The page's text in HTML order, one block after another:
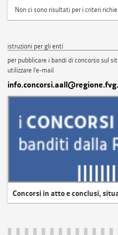
Non ci sono risultati per i criteri
istruzioni per gli enti
per pubblicare i bandi di concorso sul
utilizzare l'e-mail
Concorsi in atto e conclusi,